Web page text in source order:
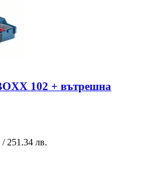
102 + вътрешна
/ 251.34 лв.